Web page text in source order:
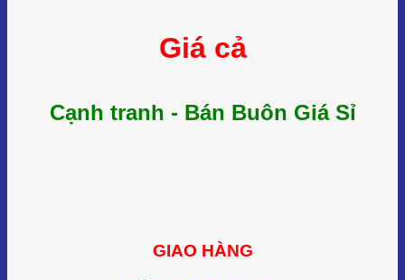
Giá cả
Cạnh tranh - Bán Buôn Giá Sỉ
GIAO HÀNG